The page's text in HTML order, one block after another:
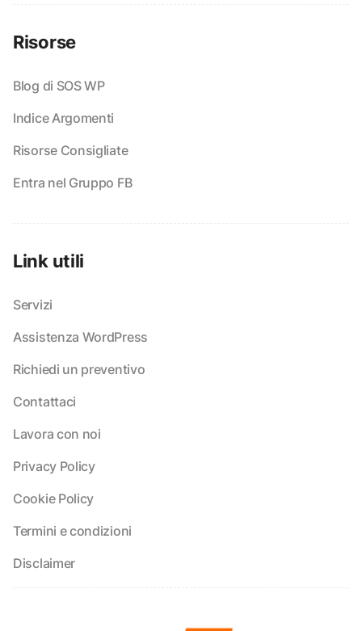
Risorse
Blog di SOS WP
Indice Argomenti
Risorse Consigliate
Entra nel Gruppo FB
Link utili
Servizi
Assistenza WordPress
Richiedi un preventivo
Contattaci
Lavora con noi
Privacy Policy
Cookie Policy
Termini e condizioni
Disclaimer